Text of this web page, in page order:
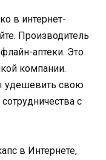
в интернет-
Производитель
аптеки. Это
компании.
удешевить свою
с
в Интернете,